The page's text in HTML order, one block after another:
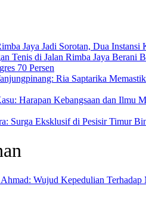
70 Persen